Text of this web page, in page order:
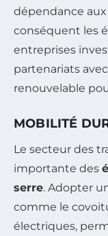
dépendance
conséquent les
entreprises
partenariats
renouvelable
MOBILITÉ
Le secteur des
importante des
serre. Adopter
comme le
électriques,